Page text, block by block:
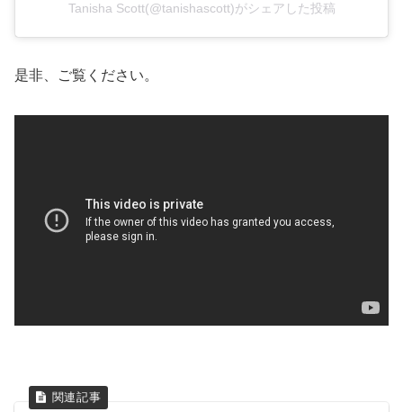
Tanisha Scott(@tanishascott)がシェアした投稿
是非、ご覧ください。